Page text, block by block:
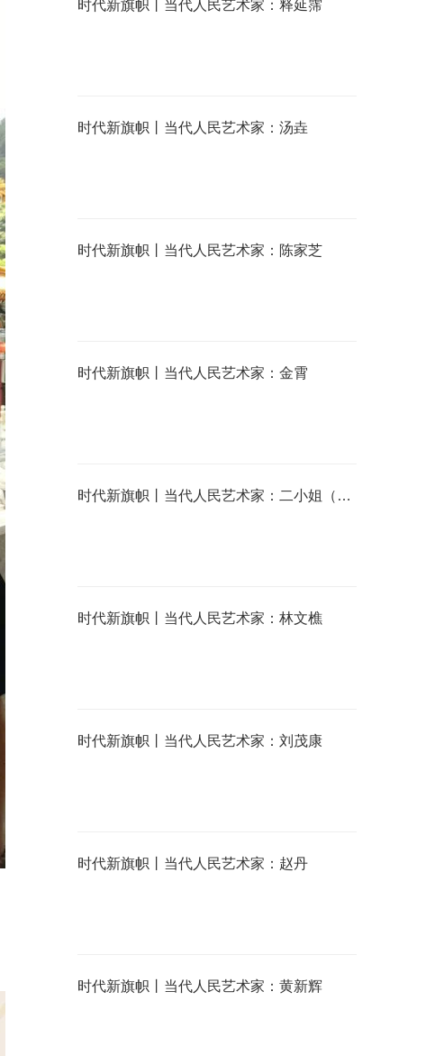
时代新旗帜丨当代人民艺术家：释延霈
时代新旗帜丨当代人民艺术家：汤垚
时代新旗帜丨当代人民艺术家：陈家芝
时代新旗帜丨当代人民艺术家：金霄
时代新旗帜丨当代人民艺术家：二小姐（原名：倪晓娟）
时代新旗帜丨当代人民艺术家：林文樵
时代新旗帜丨当代人民艺术家：刘茂康
时代新旗帜丨当代人民艺术家：赵丹
时代新旗帜丨当代人民艺术家：黄新辉